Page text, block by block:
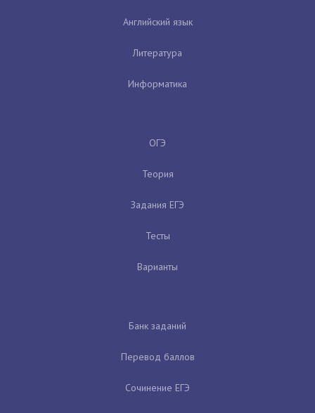
Английский язык
Литература
Информатика
ОГЭ
Теория
Задания ЕГЭ
Тесты
Варианты
Банк заданий
Перевод баллов
Сочинение ЕГЭ